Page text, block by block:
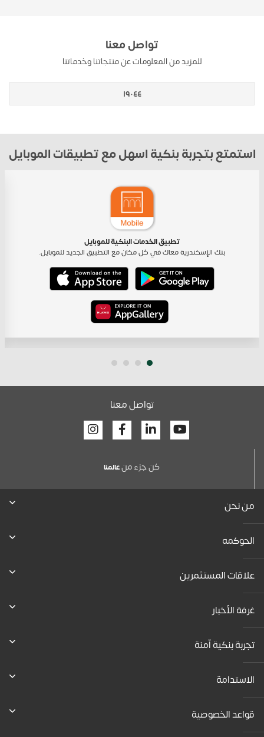
تواصل معنا
للمزيد من المعلومات عن منتجاتنا وخدماتنا
١٩٠٤٤
استمتع بتجربة بنكية اسهل مع تطبيقات الموبايل
تطبيق الخدمات البنكية للموبايل
بنك الإسكندرية معاك في كل مكان مع التطبيق الجديد للموبايل.
تواصل معنا
Youtube
Linkedin
Facebook
كن جزء منعالمنا
من نحن
الحوكمه
علاقات المستثمرين
غرفة الأخبار
تجربة بنكية آمنة
الاستدامة
قواعد الخصوصية